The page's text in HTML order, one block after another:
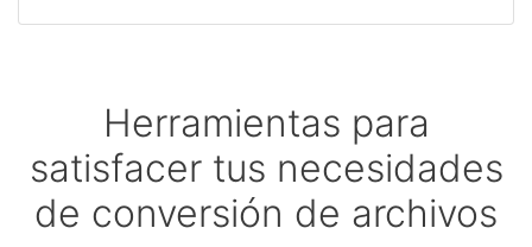
Herramientas para
satisfacer tus necesidades
de conversión de archivos